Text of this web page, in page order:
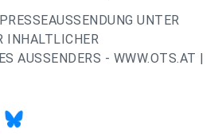
UNTER
INHALTLICHER
AUSSENDERS - WWW.OTS.AT |